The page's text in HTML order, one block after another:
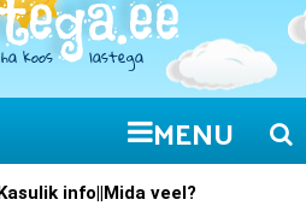
MENU
info||Mida veel?